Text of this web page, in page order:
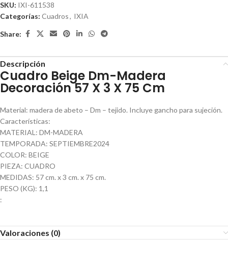
SKU: IXI-611538
Categorías: Cuadros, IXIA
Share:
Descripción
Cuadro Beige Dm-Madera
Decoración 57 X 3 X 75 Cm
Material: madera de abeto – Dm – tejido. Incluye gancho para sujeción.
Características:
MATERIAL: DM-MADERA
TEMPORADA: SEPTIEMBRE2024
COLOR: BEIGE
PIEZA: CUADRO
MEDIDAS: 57 cm. x 3 cm. x 75 cm.
PESO (KG): 1,1
:
Valoraciones (0)